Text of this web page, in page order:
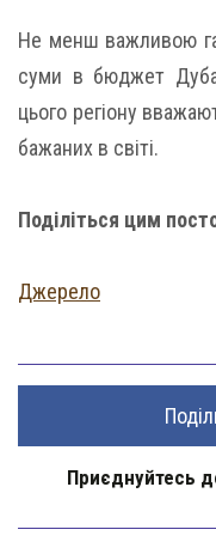
Не менш важливою
суми в бюджет
цього регіону
бажаних в світі.
Поділіться цим
Джерело
Приєднуйтесь